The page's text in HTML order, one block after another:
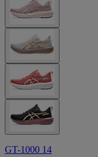
GT-1000 14